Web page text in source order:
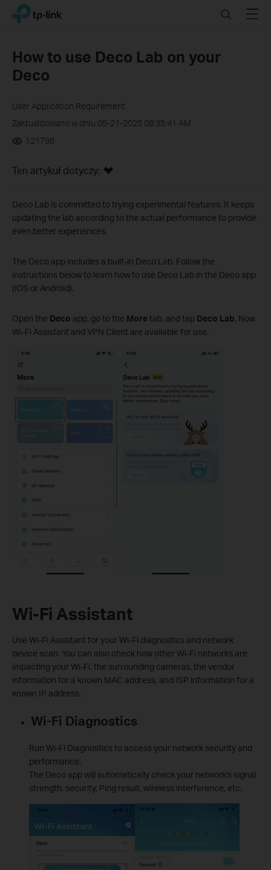
Click
navigation
TP-Link, Reliably Smart SearchMenu
How to use Deco Lab on your
Deco
User Application Requirement
Zaktualizowano w dniu 05-21-2025 08:35:41 AM
121798
Ten artykuł dotyczy:
Deco Lab is committed to trying experimental features. It keeps
updating the lab according to the actual performance to provide
even better experiences.
The Deco app includes a built-in Deco Lab. Follow the
instructions below to learn how to use Deco Lab in the Deco app
(iOS or Android).
Open the Deco app, go to the Moretab, and tap Deco Lab. Now
Wi-Fi Assistant and VPN Client are available for use.
Wi-Fi Assistant
Use Wi-Fi Assistant for your Wi-Fi diagnostics and network
device scan. You can also check how other Wi-Fi networks are
impacting your Wi-Fi, the surrounding cameras, the vendor
information for a known MAC address, and ISP information for a
known IP address.
Wi-Fi Diagnostics
Run Wi-Fi Diagnostics to access your network security and
performance.
The Deco app will automatically check your network's signal
strength, security, Ping result, wireless interference, etc.